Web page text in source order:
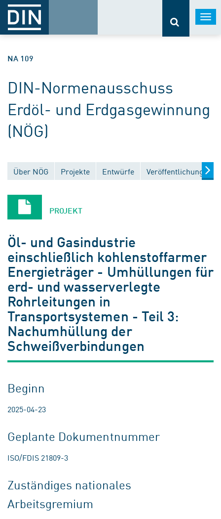
NA 109
DIN-Normenausschuss
Erdöl- und Erdgasgewinnung
(NÖG)
Über NÖG Projekte Entwürfe Veröffentlichungen
PROJEKT
Öl- und Gasindustrie
einschließlich kohlenstoffarmer
Energieträger - Umhüllungen für
erd- und wasserverlegte
Rohrleitungen in
Transportsystemen - Teil 3:
Nachumhüllung der
Schweißverbindungen
Beginn
2025-04-23
Geplante Dokumentnummer
ISO/FDIS 21809-3
Zuständiges nationales
Arbeitsgremium